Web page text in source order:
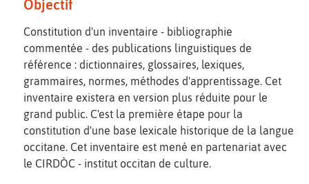
Objectif
Constitution d'un inventaire - bibliographie
commentée - des publications linguistiques de
référence : dictionnaires, glossaires, lexiques,
grammaires, normes, méthodes d'apprentissage. Cet
inventaire existera en version plus réduite pour le
grand public. C'est la première étape pour la
constitution d'une base lexicale historique de la langue
occitane. Cet inventaire est mené en partenariat avec
le CIRDÒC - institut occitan de culture.